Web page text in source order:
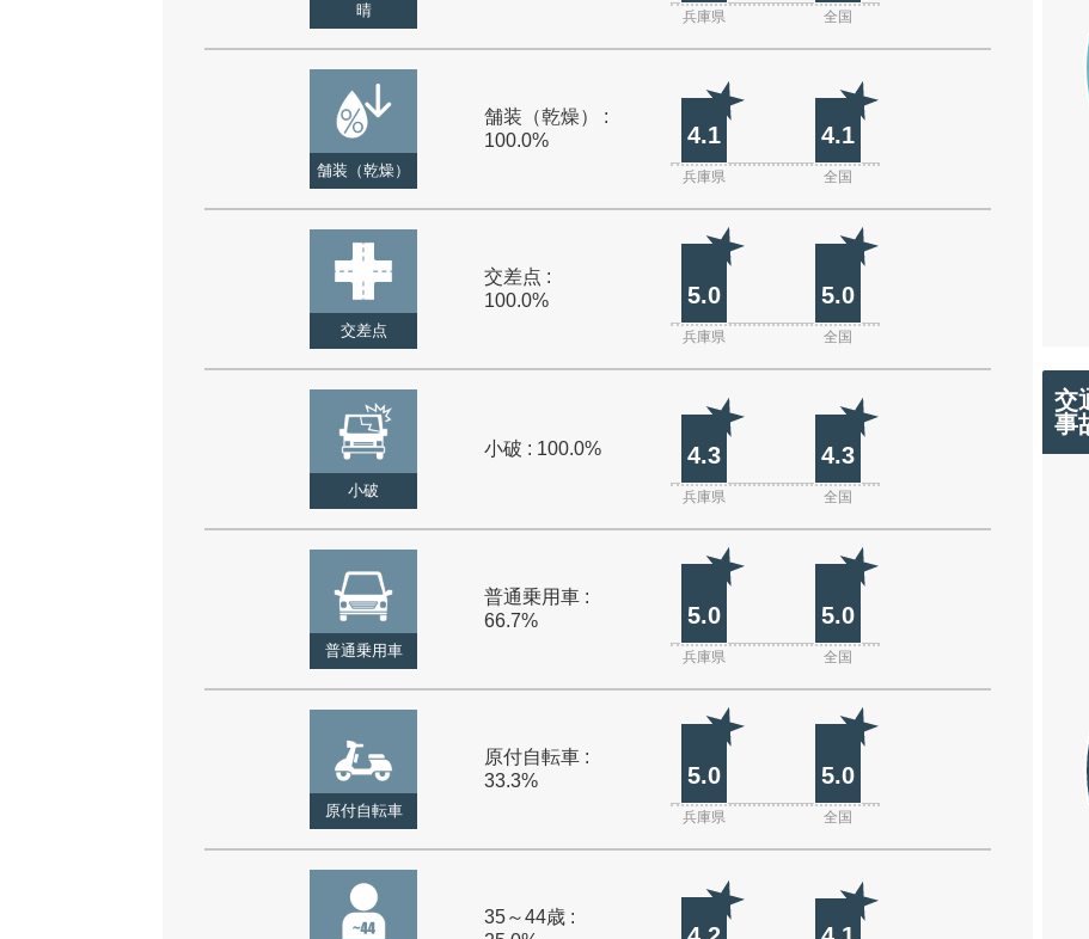
晴 兵庫県 全国
舗装（乾燥）
舗装（乾燥） :
100.0%
4.1 4.1
兵庫県 全国
交差点
交差点 :
100.0%
5.0 5.0
兵庫県 全国
小破
小破 : 100.0% 4.3 4.3
兵庫県 全国
普通乗用車
普通乗用車 :
66.7%
5.0 5.0
兵庫県 全国
原付自転車
原付自転車 :
33.3%
5.0 5.0
兵庫県 全国
35～44歳 :
交
事